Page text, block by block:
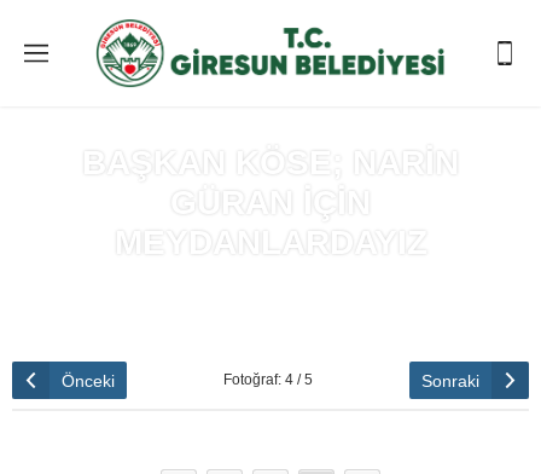
BAŞKAN KÖSE; NARİN
GÜRAN İÇİN
MEYDANLARDAYIZ
Önceki Fotoğraf: 4 / 5 Sonraki